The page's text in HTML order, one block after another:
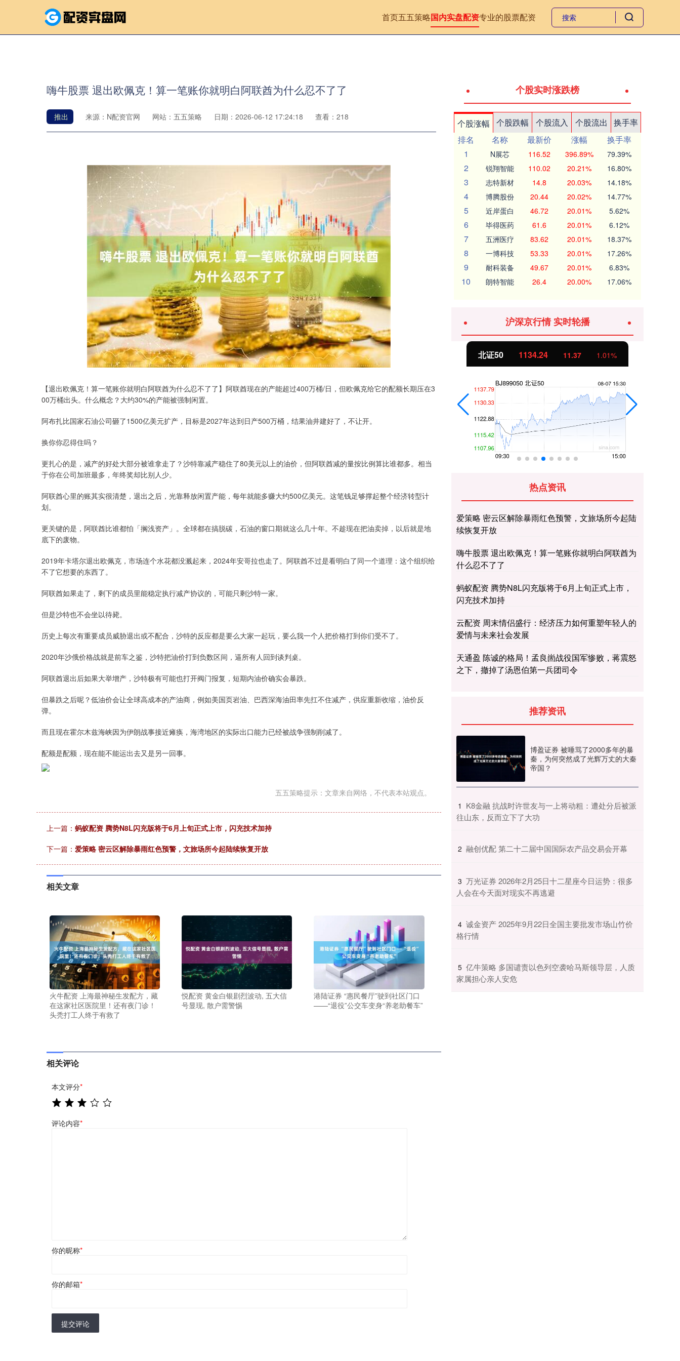
首页五五策略国内实盘配资专业的股票配资
嗨牛股票 退出欧佩克！算一笔账你就明白阿联酋为什么忍不了了
推出 来源：N配资官网 网站：五五策略 日期：2026-06-12 17:24:18 查看：218
【退出欧佩克！算一笔账你就明白阿联酋为什么忍不了了】阿联酋现在的产能超过400万桶/日，但欧佩克给它的配额长期压在3
00万桶出头。什么概念？大约30%的产能被强制闲置。
阿布扎比国家石油公司砸了1500亿美元扩产，目标是2027年达到日产500万桶，结果油井建好了，不让开。
换你你忍得住吗？
更扎心的是，减产的好处大部分被谁拿走了？沙特靠减产稳住了80美元以上的油价，但阿联酋减的量按比例算比谁都多。相当
于你在公司加班最多，年终奖却比别人少。
阿联酋心里的账其实很清楚，退出之后，光靠释放闲置产能，每年就能多赚大约500亿美元。这笔钱足够撑起整个经济转型计
划。
更关键的是，阿联酋比谁都怕「搁浅资产」。全球都在搞脱碳，石油的窗口期就这么几十年。不趁现在把油卖掉，以后就是地
底下的废物。
2019年卡塔尔退出欧佩克，市场连个水花都没溅起来，2024年安哥拉也走了。阿联酋不过是看明白了同一个道理：这个组织给
不了它想要的东西了。
阿联酋如果走了，剩下的成员里能稳定执行减产协议的，可能只剩沙特一家。
但是沙特也不会坐以待毙。
历史上每次有重要成员威胁退出或不配合，沙特的反应都是要么大家一起玩，要么我一个人把价格打到你们受不了。
2020年沙俄价格战就是前车之鉴，沙特把油价打到负数区间，逼所有人回到谈判桌。
阿联酋退出后如果大举增产，沙特极有可能也打开阀门报复，短期内油价确实会暴跌。
但暴跌之后呢？低油价会让全球高成本的产油商，例如美国页岩油、巴西深海油田率先扛不住减产，供应重新收缩，油价反
弹。
而且现在霍尔木兹海峡因为伊朗战事接近瘫痪，海湾地区的实际出口能力已经被战争强制削减了。
配额是配额，现在能不能运出去又是另一回事。
五五策略提示：文章来自网络，不代表本站观点。
上一篇： 蚂蚁配资 腾势N8L闪充版将于6月上旬正式上市，闪充技术加持
下一篇： 爱策略 密云区解除暴雨红色预警，文旅场所今起陆续恢复开放
相关文章
火牛配资 上海最神秘生发配方，藏
在这家社区医院里！还有夜门诊！
头秃打工人终于有救了
悦配资 黄金白银剧烈波动, 五大信
号显现, 散户需警惕
港陆证券 “惠民餐厅”驶到社区门口
——“退役”公交车变身“养老助餐车”
相关评论
本文评分*
评论内容*
你的昵称*
你的邮箱*
提交评论
个股实时涨跌榜
个股涨幅 个股跌幅 个股流入 个股流出
换手率
排名
名称 最新价 涨幅
换手率
1
N展芯 116.52 396.89% 79.39%
2 锐翔智能 110.02 20.21% 16.80%
3 志特新材 14.8 20.03% 14.18%
4 博腾股份 20.44 20.02% 14.77%
5 近岸蛋白 46.72 20.01% 5.62%
6 毕得医药 61.6 20.01% 6.12%
7 五洲医疗 83.62 20.01% 18.37%
8 一博科技 53.33 20.01% 17.26%
9 耐科装备 49.67 20.01% 6.83%
10 朗特智能 26.4 20.00% 17.06%
沪深京行情 实时轮播
深证成指 14311.01 200.89 1.42% 沪深300 4694.44 43.13 北证50 1134.24 11.37 1.01%
热点资讯
爱策略 密云区解除暴雨红色预警，文旅场所今起陆
续恢复开放
嗨牛股票 退出欧佩克！算一笔账你就明白阿联酋为
什么忍不了了
蚂蚁配资 腾势N8L闪充版将于6月上旬正式上市，
闪充技术加持
云配资 周末情侣盛行：经济压力如何重塑年轻人的
爱情与未来社会发展
天通盈 陈诚的格局！孟良崮战役国军惨败，蒋震怒
之下，撤掉了汤恩伯第一兵团司令
推荐资讯
博盈证券 被唾骂了2000多年的暴
秦，为何突然成了光辉万丈的大秦
帝国？
1 ​K8金融 抗战时许世友与一上将动粗：遭处分后被派
往山东，反而立下了大功
2 ​融创优配 第二十二届中国国际农产品交易会开幕
3 ​万光证券 2026年2月25日十二星座今日运势：很多
人会在今天面对现实不再逃避
4 ​诚金资产 2025年9月22日全国主要批发市场山竹价
格行情
5 ​亿牛策略 多国谴责以色列空袭哈马斯领导层，人质
家属担心亲人安危